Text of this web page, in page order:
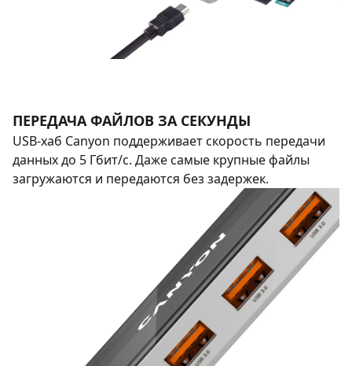
ПЕРЕДАЧА ФАЙЛОВ ЗА СЕКУНДЫ
USB-хаб Canyon поддерживает скорость передачи
данных до 5 Гбит/с. Даже самые крупные файлы
загружаются и передаются без задержек.